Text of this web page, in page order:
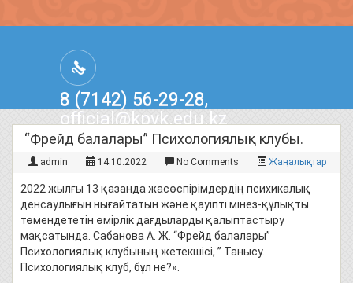
8 (7142) 56-29-28,
official@kpvk.edu.kz
г.Костанай, Проспект Кобыланды
Батыра, 3
“Фрейд балалары” Психологиялық клубы.
admin 14.10.2022 No Comments Жаңалықтар
2022 жылғы 13 қазанда жасөспірімдердің психикалық
денсаулығын нығайтатын және қауіпті мінез-құлықты
төмендететін өмірлік дағдыларды қалыптастыру
мақсатында. Сабанова А. Ж. “Фрейд балалары”
Психологиялық клубының жетекшісі, ” Танысу.
Психологиялық клуб, бұл не?».